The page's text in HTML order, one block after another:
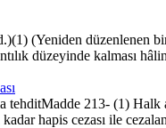
(Yeniden
düzeyinde
tehditMadde 213- (1)
hapis cezası ile